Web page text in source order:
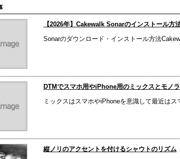
【2026年】Cakewalk Sonarのインストール方
Sonarのダウンロード・インストール方法
DTMでスマホ用やiPhone用のミックスとモノ
ミックスはスマホやiPhoneを意識して最近は
縦ノリのアクセントを付けるシャウトのリズム